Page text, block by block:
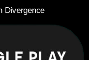
Divergence